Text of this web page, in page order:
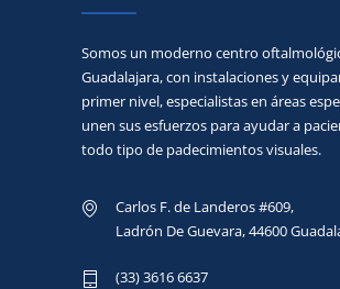
Somos un moderno centro
Guadalajara, con instalaciones y
primer nivel, especialistas en áreas
unen sus esfuerzos para ayudar a
todo tipo de padecimientos visuales.
Carlos F. de Landeros #609,
Ladrón De Guevara, 44600
(33) 3616 6637